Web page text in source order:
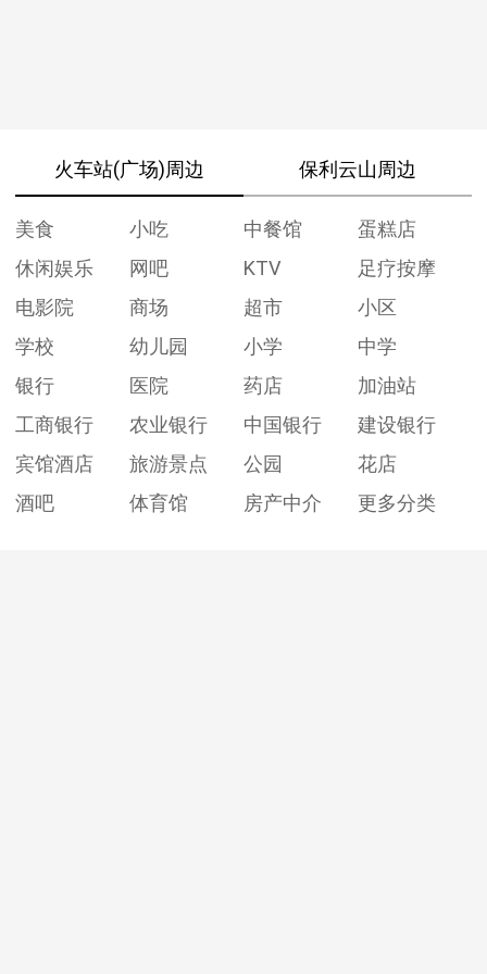
火车站(广场)周边 保利云山周边
美食 小吃 中餐馆
蛋糕店
休闲娱乐
网吧 KTV
足疗按摩
电影院
商场 超市
小区
学校
幼儿园 小学
中学
银行
医院 药店
加油站
工商银行
农业银行 中国银行
建设银行
宾馆酒店
旅游景点 公园
花店
酒吧
体育馆 房产中介 更多分类